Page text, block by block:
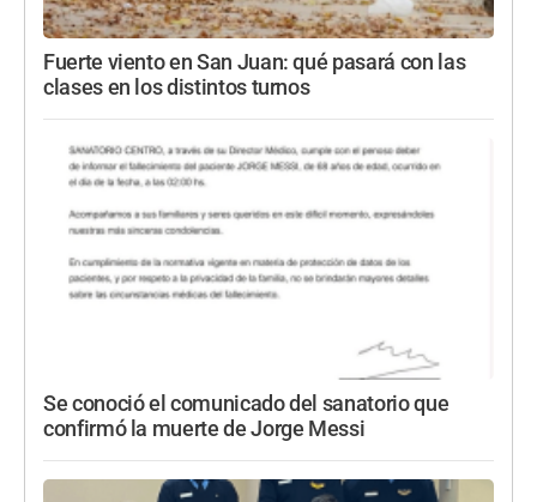
Fuerte viento en San Juan: qué pasará con las
clases en los distintos turnos
Se conoció el comunicado del sanatorio que
confirmó la muerte de Jorge Messi